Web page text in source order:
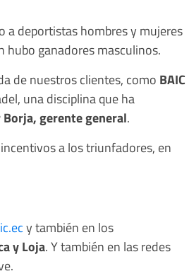
a deportistas hombres y mujeres
hubo ganadores masculinos.
de nuestros clientes, como BAIC
una disciplina que ha
Borja, gerente general.
a los triunfadores, en
y también en los
y Loja. Y también en las redes